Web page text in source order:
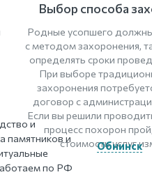
и
памятников и
по РФ
Обнинск
Выбор способа
Родные усопшего
с методом захоронения,
определять сроки
При выборе
захоронения
договор с
Если вы решили
процесс похорон
стоимость услуг